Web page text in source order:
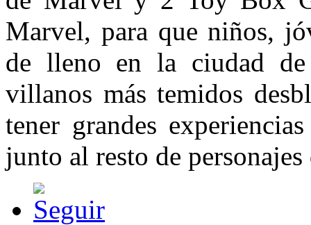
Marvel, para que niños,
de lleno en la ciudad
villanos más temidos
tener grandes
junto al resto de